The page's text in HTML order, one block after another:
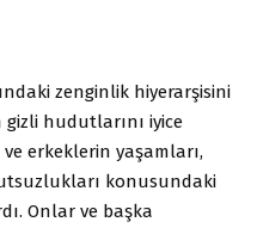
zenginlik hiyerarşisini
hudutlarını iyice
erkeklerin yaşamları,
konusundaki
Onlar ve başka